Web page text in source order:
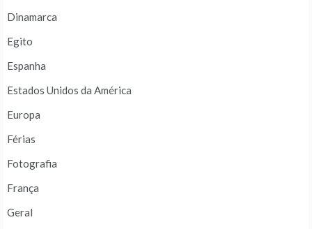
Dinamarca
Egito
Espanha
Estados Unidos da América
Europa
Férias
Fotografia
França
Geral